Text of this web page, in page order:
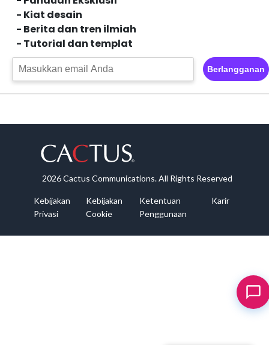
- Kiat desain
- Berita dan tren ilmiah
- Tutorial dan templat
Berlangganan
2026 Cactus Communications. All Rights Reserved
Kebijakan
Privasi
Kebijakan
Cookie
Ketentuan
Penggunaan
Karir